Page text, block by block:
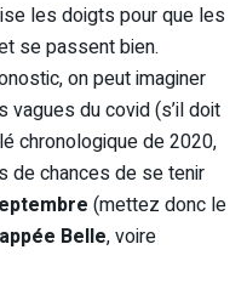
les doigts pour que les
se passent bien.
on peut imaginer
du covid (s’il doit
chronologique de 2020,
de chances de se tenir
(mettez donc le
Belle, voire